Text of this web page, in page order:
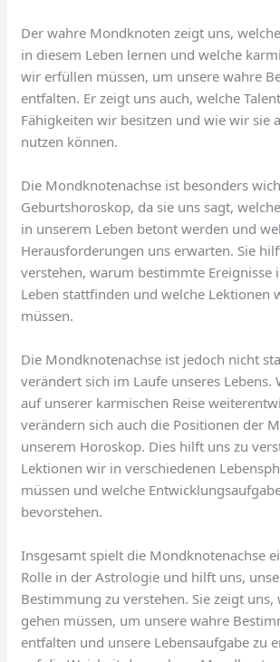
Der wahre Mondknoten zeigt uns,
in diesem Leben lernen und welche
wir erfüllen müssen, um unsere wahre
entfalten. Er zeigt uns auch, welche
Fähigkeiten wir besitzen und wie wir sie
nutzen können.
Die Mondknotenachse ist besonders
Geburtshoroskop, da sie uns sagt,
in unserem Leben betont werden und
Herausforderungen uns erwarten. Sie
verstehen, warum bestimmte Ereignisse
Leben stattfinden und welche Lektionen
müssen.
Die Mondknotenachse ist jedoch nicht
verändert sich im Laufe unseres Lebens.
auf unserer karmischen Reise
verändern sich auch die Positionen der
unserem Horoskop. Dies hilft uns zu
Lektionen wir in verschiedenen
müssen und welche
bevorstehen.
Insgesamt spielt die Mondknotenachse
Rolle in der Astrologie und hilft uns,
Bestimmung zu verstehen. Sie zeigt uns,
gehen müssen, um unsere wahre
entfalten und unsere Lebensaufgabe zu